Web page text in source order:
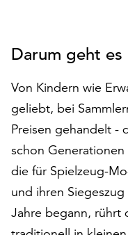
werden.
Klicken
auf
„Alle
akzeptieren“,
um
alle
Cookies
zu
akzeptieren.
Darum geht
Von Kindern wie
geliebt, bei
Preisen gehandelt -
schon
die für Spielzeug-
und ihren
Jahre begann, rührt